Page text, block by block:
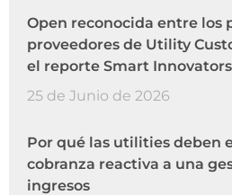
Open reconocida entre los
proveedores de Utility
el reporte Smart
25 de Junio de 2026
Por qué las utilities deben
cobranza reactiva a una
ingresos